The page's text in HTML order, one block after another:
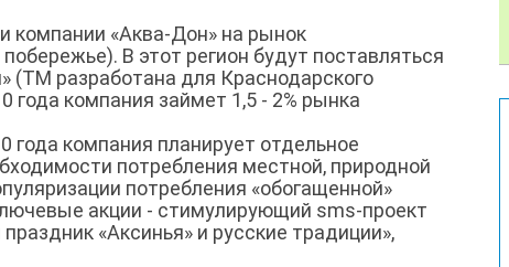
компании «Аква-Дон» на рынок
В этот регион будут поставляться
(ТМ разработана для Краснодарского
года компания займет 1,5 - 2% рынка
компания планирует отдельное
потребления местной, природной
потребления «обогащенной»
акции - стимулирующий sms-проект
«Аксинья» и русские традиции»,